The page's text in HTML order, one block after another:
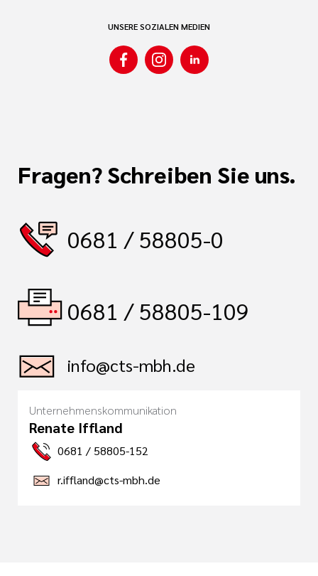
UNSERE SOZIALEN MEDIEN
Fragen? Schreiben Sie uns.
0681 / 58805-0
0681 / 58805-109
info@cts-mbh.de
Unternehmenskommunikation
Renate Iffland
0681 / 58805-152
r.iffland@cts-mbh.de